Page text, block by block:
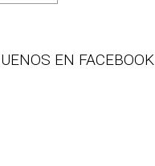
EN FACEBOOK